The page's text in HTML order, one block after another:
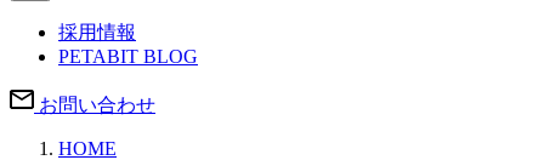
採用情報
PETABIT BLOG
お問い合わせ
HOME